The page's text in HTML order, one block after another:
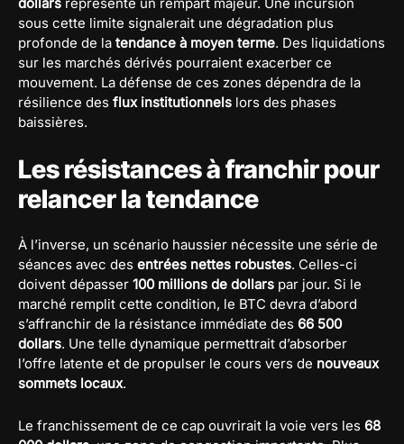
sous cette limite signalerait une dégradation plus
profonde de la tendance à moyen terme. Des liquidations
sur les marchés dérivés pourraient exacerber ce
mouvement. La défense de ces zones dépendra de la
résilience des flux institutionnels lors des phases
baissières.
Les résistances à franchir pour
relancer la tendance
À l’inverse, un scénario haussier nécessite une série de
séances avec des entrées nettes robustes. Celles-ci
doivent dépasser 100 millions de dollars par jour. Si le
marché remplit cette condition, le BTC devra d’abord
s’affranchir de la résistance immédiate des 66 500
dollars. Une telle dynamique permettrait d’absorber
l’offre latente et de propulser le cours vers de nouveaux
sommets locaux.
Le franchissement de ce cap ouvrirait la voie vers les 68